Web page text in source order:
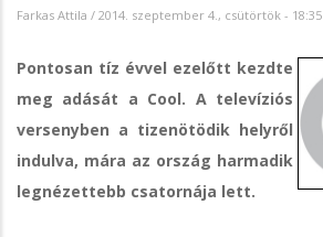
Farkas Attila / 2014. szeptember 4., csütörtök - 18:35
Pontosan tíz évvel ezelőtt kezdte
meg adását a Cool. A televíziós
versenyben a tizenötödik helyről
indulva, mára az ország harmadik
legnézettebb csatornája lett.